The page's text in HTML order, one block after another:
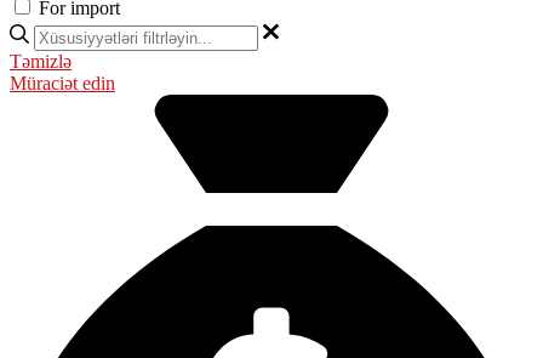
For import
Təmizlə
Müraciət edin